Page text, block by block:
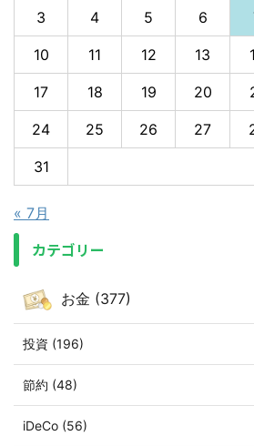
3 4 5 6
10 11 12 13
17 18 19 20
24 25 26 27
31
« 7月
カテゴリー
お金 (377)
投資 (196)
節約 (48)
iDeCo (56)